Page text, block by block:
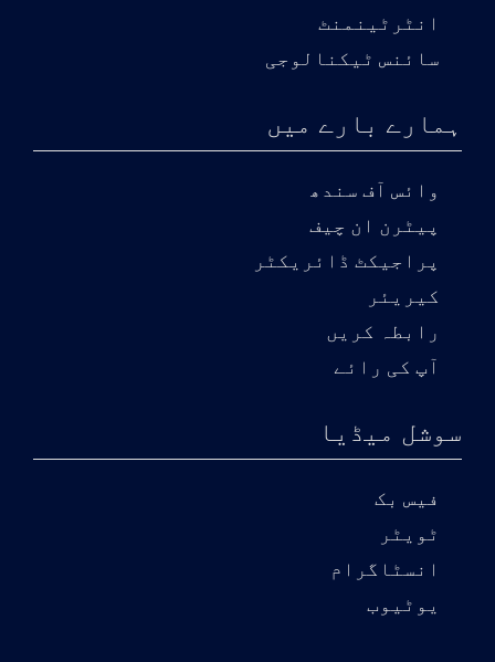
انٹرٹینمنٹ
سائنس ٹیکنالوجی
ہمارے بارے میں
وائس آف سندھ
پیٹرن ان چیف
پراجیکٹ ڈائریکٹر
کیریئر
رابطہ کریں
آپ کی رائے
سوشل میڈیا
فیس بک
ٹویٹر
انسٹاگرام
یوٹیوب